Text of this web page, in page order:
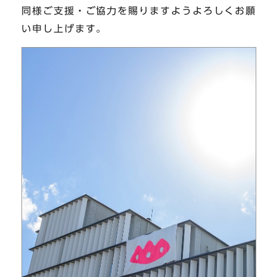
同様ご支援・ご協力を賜りますようよろしくお願
い申し上げます。